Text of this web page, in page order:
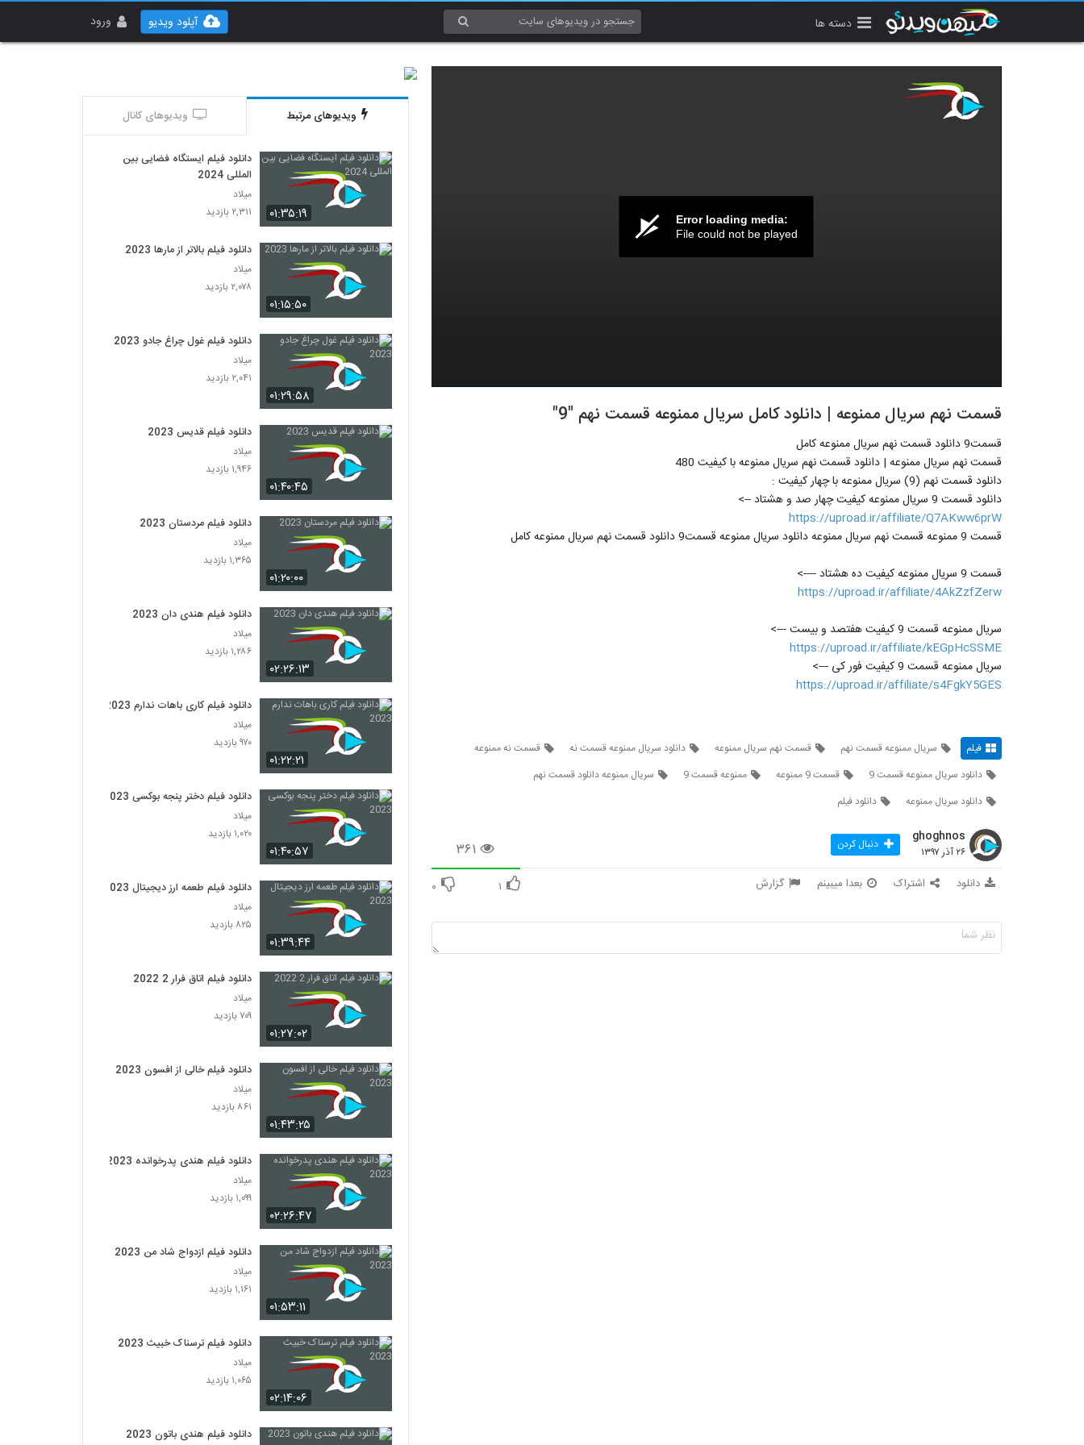
دسته ها ورود آپلود ویدیو
Error loading media:
File could not be played
قسمت نهم سریال ممنوعه | دانلود کامل سریال ممنوعه قسمت نهم "9"
قسمت9 دانلود قسمت نهم سریال ممنوعه کامل
قسمت نهم سریال ممنوعه | دانلود قسمت نهم سریال ممنوعه با کیفیت 480
دانلود قسمت نهم (9) سریال ممنوعه با چهار کیفیت :
دانلود قسمت 9 سریال ممنوعه کیفیت چهار صد و هشتاد -->
https://uproad.ir/affiliate/Q7AKww6prW
قسمت 9 ممنوعه قسمت نهم سریال ممنوعه دانلود سریال ممنوعه قسمت9 دانلود قسمت نهم سریال ممنوعه کامل
قسمت 9 سریال ممنوعه کیفیت ده هشتاد ---->
https://uproad.ir/affiliate/4AkZzfZerw
سریال ممنوعه قسمت 9 کیفیت هفتصد و بیست --->
https://uproad.ir/affiliate/kEGpHcSSME
سریال ممنوعه قسمت 9 کیفیت فور کی --->
https://uproad.ir/affiliate/s4FgkY5GES
فیلم سریال ممنوعه قسمت نهم قسمت نهم سریال ممنوعه دانلود سریال ممنوعه قسمت نه
قسمت نه ممنوعه
دانلود سریال ممنوعه قسمت 9
قسمت 9 ممنوعه ممنوعه قسمت 9
سریال ممنوعه دانلود قسمت نهم
دانلود سریال ممنوعه
دانلود فیلم
۳۶۱
ghoghnos
۲۶ آذر ۱۳۹۷ دنبال کردن
دانلود اشتراک بعدا میبینم گزارش ۱ ۰
ویدیوهای مرتبط ویدیوهای کانال
۰۱:۳۵:۱۹
دانلود فیلم ایستگاه فضایی بین
المللی 2024
میلاد
۲,۳۱۱ بازدید
۰۱:۱۵:۵۰
دانلود فیلم بالاتر از مارها 2023
میلاد
۲,۰۷۸ بازدید
۰۱:۲۹:۵۸
دانلود فیلم غول چراغ جادو 2023
میلاد
۲,۰۴۱ بازدید
۰۱:۴۰:۴۵
دانلود فیلم قدیس 2023
میلاد
۱,۹۴۶ بازدید
۰۱:۲۰:۰۰
دانلود فیلم مردستان 2023
میلاد
۱,۳۶۵ بازدید
۰۲:۲۶:۱۳
دانلود فیلم هندی دان 2023
میلاد
۱,۲۸۶ بازدید
۰۱:۲۲:۲۱
دانلود فیلم کاری باهات ندارم 2023
میلاد
۹۷۰ بازدید
۰۱:۴۰:۵۷
دانلود فیلم دختر پنجه بوکسی 2023
میلاد
۱,۰۲۰ بازدید
۰۱:۳۹:۴۴
دانلود فیلم طعمه ارز دیجیتال 2023
میلاد
۸۲۵ بازدید
۰۱:۲۷:۰۲
دانلود فیلم اتاق فرار 2 2022
میلاد
۷۰۹ بازدید
۰۱:۴۳:۲۵
دانلود فیلم خالی از افسون 2023
میلاد
۸۶۱ بازدید
۰۲:۲۶:۴۷
دانلود فیلم هندی پدرخوانده 2023
میلاد
۱,۰۹۹ بازدید
۰۱:۵۳:۱۱
دانلود فیلم ازدواج شاد من 2023
میلاد
۱,۱۶۱ بازدید
۰۲:۱۴:۰۶
دانلود فیلم ترسناک خبیث 2023
میلاد
۱,۰۶۵ بازدید
دانلود فیلم هندی باتون 2023